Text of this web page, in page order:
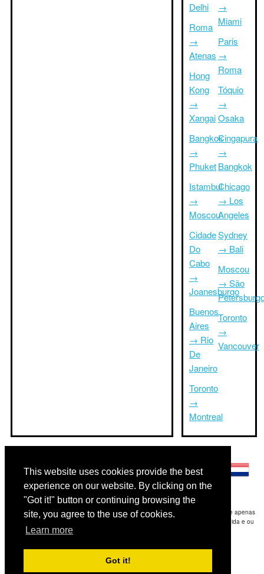
This website uses cookies provide the best
experience on our website. By clicking on the
"Got it!" button or continuing browsing the
site, you agree to the use of cookies.
Learn more
Got it!
Delhi
Roma
→
Atenas
Hong
Kong
→
Xangai
Bangkok
→
Phuket
Istambul
→
Moscou
Cidade
Do
Cabo
→
Joanesburgo
Buenos
Aires
→ Rio
De
Janeiro
Toronto
→
Montreal
→
Miami
Paris
→
Roma
Tóquio
→
Osaka
Cingapura
→
Bangkok
Chicago
→ Los
Angeles
Sydney
→ Bali
Moscou
→ São
Toronto
→
Vancouver
Disclaimer: As informações apresentadas neste site é a nossa melhor estimativa e apenas
para sua referência.Triptimeto.com não se responsabiliza por qualquer atraso de ida e ou
consequentes danos / resultou das informações fornecidas.
Copyright 2015-2026
Contact Usfor feedback.